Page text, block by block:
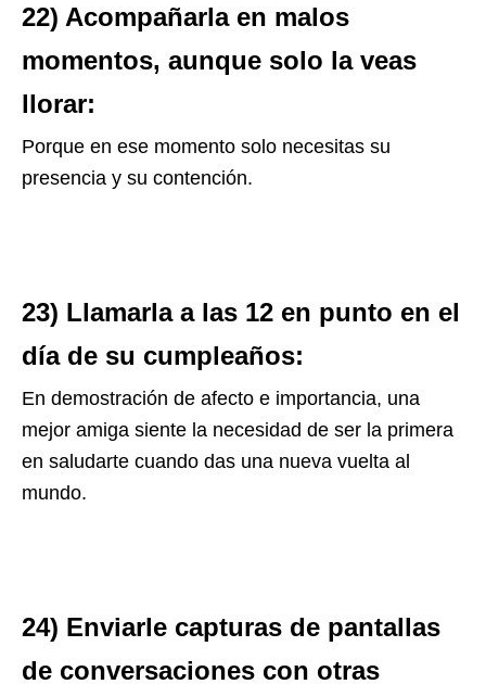
22) Acompañarla en malos
momentos, aunque solo la veas
llorar:
Porque en ese momento solo necesitas su
presencia y su contención.
23) Llamarla a las 12 en punto en el
día de su cumpleaños:
En demostración de afecto e importancia, una
mejor amiga siente la necesidad de ser la primera
en saludarte cuando das una nueva vuelta al
mundo.
24) Enviarle capturas de pantallas
de conversaciones con otras